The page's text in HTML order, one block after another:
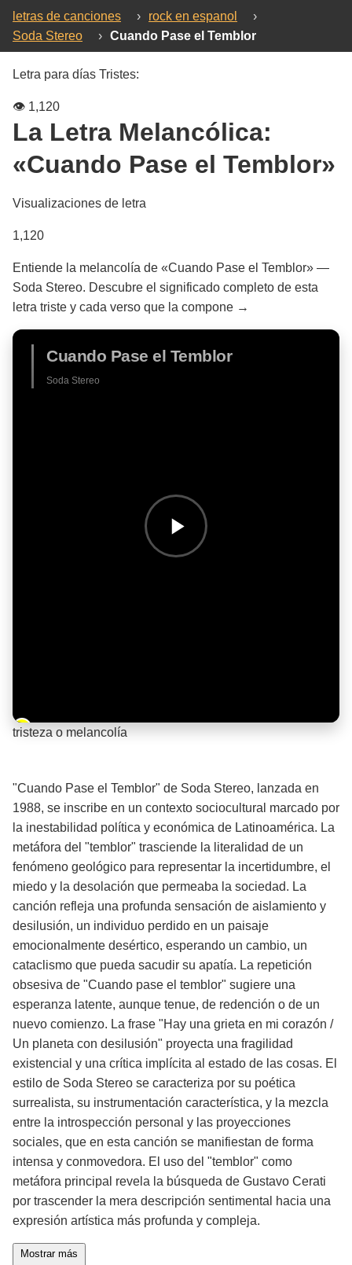
letras de canciones › rock en espanol
›
Soda Stereo
› Cuando Pase el Temblor
Letra para días Tristes:
👁️ 1,120
La Letra Melancólica:
«Cuando Pase el Temblor»
Visualizaciones de letra
1,120
Entiende la melancolía de «Cuando Pase el Temblor» —
Soda Stereo. Descubre el significado completo de esta
letra triste y cada verso que la compone →
Cuando Pase el Temblor
Soda Stereo
Barra de progreso de la reproducción
tristeza o melancolía
"Cuando Pase el Temblor" de Soda Stereo, lanzada en
1988, se inscribe en un contexto sociocultural marcado por
la inestabilidad política y económica de Latinoamérica. La
metáfora del "temblor" trasciende la literalidad de un
fenómeno geológico para representar la incertidumbre, el
miedo y la desolación que permeaba la sociedad. La
canción refleja una profunda sensación de aislamiento y
desilusión, un individuo perdido en un paisaje
emocionalmente desértico, esperando un cambio, un
cataclismo que pueda sacudir su apatía. La repetición
obsesiva de "Cuando pase el temblor" sugiere una
esperanza latente, aunque tenue, de redención o de un
nuevo comienzo. La frase "Hay una grieta en mi corazón /
Un planeta con desilusión" proyecta una fragilidad
existencial y una crítica implícita al estado de las cosas. El
estilo de Soda Stereo se caracteriza por su poética
surrealista, su instrumentación característica, y la mezcla
entre la introspección personal y las proyecciones
sociales, que en esta canción se manifiestan de forma
intensa y conmovedora. El uso del "temblor" como
metáfora principal revela la búsqueda de Gustavo Cerati
por trascender la mera descripción sentimental hacia una
expresión artística más profunda y compleja.